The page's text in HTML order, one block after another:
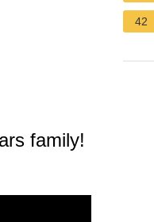
family!
42